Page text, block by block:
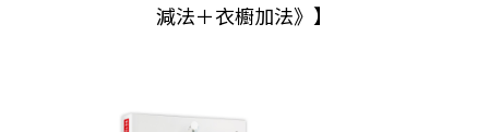
減法＋衣櫥加法》】